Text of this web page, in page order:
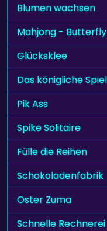
Blumen wachsen
Mahjong -
Glücksklee
Das königliche
Pik Ass
Spike Solitaire
Fülle die Reihen
Schokoladenfabrik
Oster Zuma
Schnelle Rechnerei